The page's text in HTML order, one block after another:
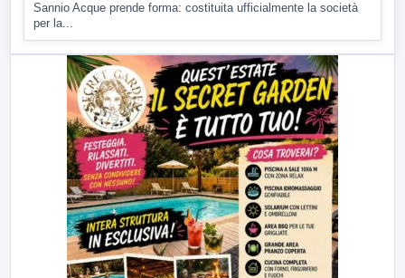
Sannio Acque prende forma: costituita ufficialmente la società
per la...